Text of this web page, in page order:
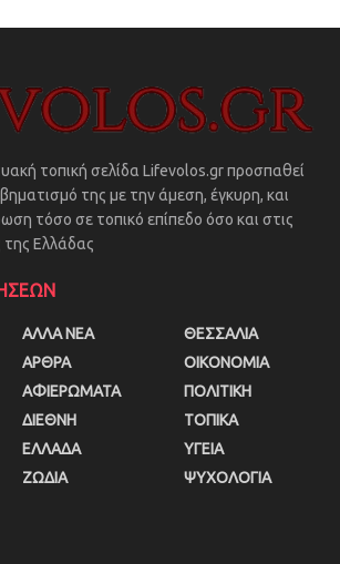
τοπική σελίδα Lifevolos.gr προσπαθεί
της με την άμεση, έγκυρη, και
τόσο σε τοπικό επίπεδο όσο και στις
της Ελλάδας
ΑΛΛΑ ΝΕΑ
ΑΡΘΡΑ
ΑΦΙΕΡΩΜΑΤΑ
ΔΙΕΘΝΗ
ΕΛΛΑΔΑ
ΖΩΔΙΑ
ΘΕΣΣΑΛΙΑ
ΟΙΚΟΝΟΜΙΑ
ΠΟΛΙΤΙΚΗ
ΤΟΠΙΚΑ
ΥΓΕΙΑ
ΨΥΧΟΛΟΓΙΑ